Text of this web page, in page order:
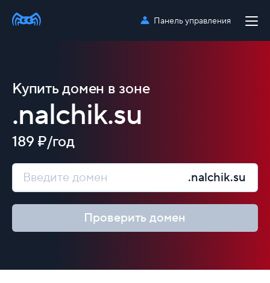
Панель управления
Купить домен в зоне
.nalchik.su
189 ₽/год
.nalchik.su
Проверить домен